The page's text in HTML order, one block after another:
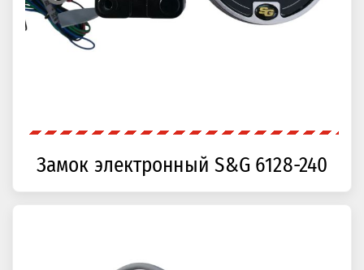
Замок электронный S&G 6128-240